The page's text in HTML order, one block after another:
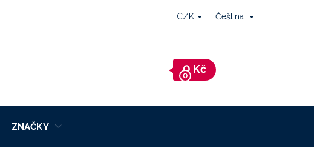
CZK Čeština
Nákupní
košík
ZNAČKY